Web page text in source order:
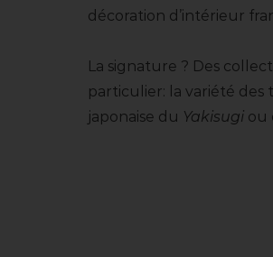
décoration d’intérieur
La signature ? Des
particulier: la variété des
japonaise du Yakisugi ou